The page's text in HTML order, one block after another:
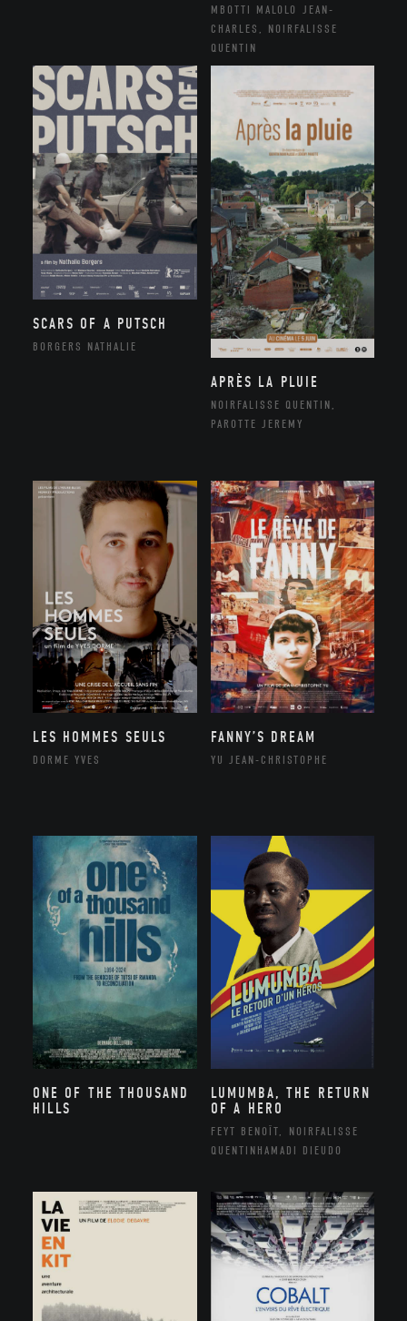
MBOTTI MALOLO JEAN-
CHARLES, NOIRFALISSE
QUENTIN
SCARS OF A PUTSCH
BORGERS NATHALIE
APRÈS LA PLUIE
NOIRFALISSE QUENTIN,
PAROTTE JEREMY
LES HOMMES SEULS
DORME YVES
FANNY’S DREAM
YU JEAN-CHRISTOPHE
ONE OF THE THOUSAND
HILLS
LUMUMBA, THE RETURN
OF A HERO
FEYT BENOÎT, NOIRFALISSE
QUENTINHAMADI DIEUDO